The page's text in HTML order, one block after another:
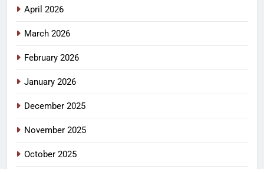
April 2026
March 2026
February 2026
January 2026
December 2025
November 2025
October 2025